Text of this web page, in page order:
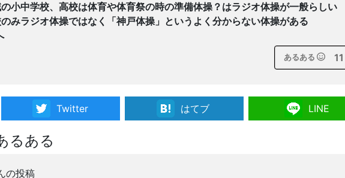
小中学校、高校は体育や体育祭の時の準備体操？はラジオ体操が一般らしい
みラジオ体操ではなく「神戸体操」というよく分からない体操がある
あるある 11
Twitter はてブ LINE
るある
の投稿